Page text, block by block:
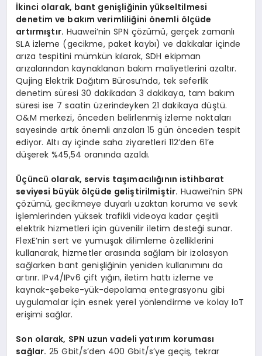
İkinci olarak, bant genişliğinin yükseltilmesi
denetim ve bakım verimliliğini önemli ölçüde
artırmıştır. Huawei’nin SPN çözümü, gerçek zamanlı
SLA izleme (gecikme, paket kaybı) ve dakikalar içinde
arıza tespitini mümkün kılarak, SDH ekipman
arızalarından kaynaklanan bakım maliyetlerini azaltır.
Qujing Elektrik Dağıtım Bürosu’nda, tek seferlik
denetim süresi 30 dakikadan 3 dakikaya, tam bakım
süresi ise 7 saatin üzerindeyken 21 dakikaya düştü.
O&M merkezi, önceden belirlenmiş izleme noktaları
sayesinde artık önemli arızaları 15 gün önceden tespit
ediyor. Altı ay içinde saha ziyaretleri 112’den 61’e
düşerek %45,54 oranında azaldı.
Üçüncü olarak, servis taşımacılığının istihbarat
seviyesi büyük ölçüde geliştirilmiştir. Huawei’nin SPN
çözümü, gecikmeye duyarlı uzaktan koruma ve sevk
işlemlerinden yüksek trafikli videoya kadar çeşitli
elektrik hizmetleri için güvenilir iletim desteği sunar.
FlexE’nin sert ve yumuşak dilimleme özelliklerini
kullanarak, hizmetler arasında sağlam bir izolasyon
sağlarken bant genişliğinin yeniden kullanımını da
artırır. IPv4/IPv6 çift yığın, iletim hattı izleme ve
kaynak-şebeke-yük-depolama entegrasyonu gibi
uygulamalar için esnek yerel yönlendirme ve kolay IoT
erişimi sağlar.
Son olarak, SPN uzun vadeli yatırım koruması
sağlar. 25 Gbit/s’den 400 Gbit/s’ye geçiş, tekrar